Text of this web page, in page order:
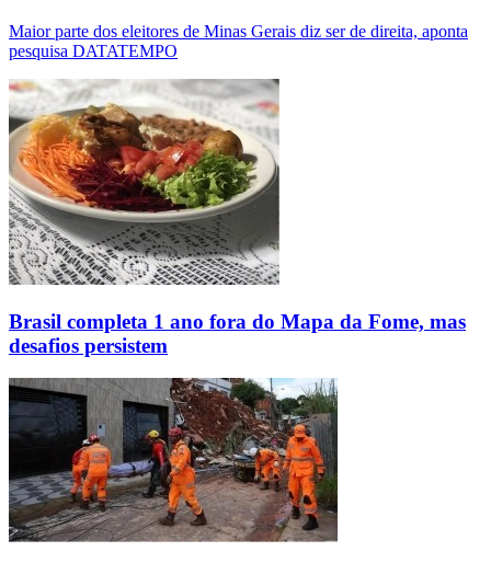
Maior parte dos eleitores de Minas Gerais diz ser de direita, aponta
pesquisa DATATEMPO
Brasil completa 1 ano fora do Mapa da Fome, mas
desafios persistem